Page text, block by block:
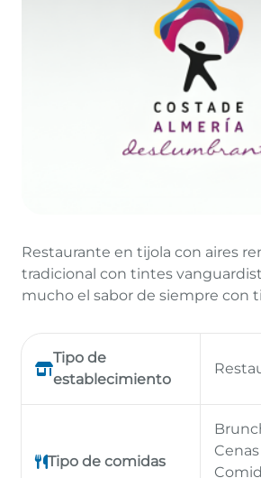
Restaurante en tijola con aires
tradicional con tintes
mucho el sabor de siempre con
Tipo de
establecimiento
Tipo de comidas
Cenas